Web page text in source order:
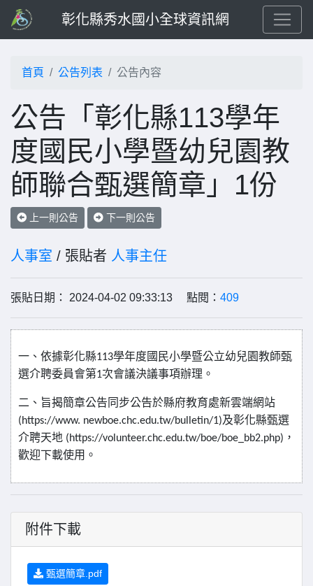
彰化縣秀水國小全球資訊網
首頁 公告列表 公告內容
公告「彰化縣113學年
度國民小學暨幼兒園教
師聯合甄選簡章」1份
上一則公告 下一則公告
人事室 / 張貼者 人事主任
張貼日期： 2024-04-02 09:33:13 點閱： 409
一、依據彰化縣113學年度國民小學暨公立幼兒園教師甄
選介聘委員會第1次會議決議事項辦理。
二、旨揭簡章公告同步公告於縣府教育處新雲端網站
(https://www. newboe.chc.edu.tw/bulletin/1)及彰化縣甄選
介聘天地 (https://volunteer.chc.edu.tw/boe/boe_bb2.php) ，
歡迎下載使用。
附件下載
甄選簡章.pdf